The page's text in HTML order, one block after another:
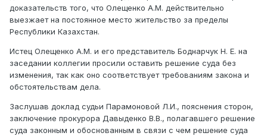
доказательств того, что Олещенко А.М. действительно
выезжает на постоянное место жительство за пределы
Республики Казахстан.
Истец Олещенко А.М. и его представитель Боднарчук Н. Е. на
заседании коллегии просили оставить решение суда без
изменения, так как оно соответствует требованиям закона и
обстоятельствам дела.
Заслушав доклад судьи Парамоновой Л.И., пояснения сторон,
заключение прокурора Давыденко В.В., полагавшего решение
суда законным и обоснованным в связи с чем решение суда